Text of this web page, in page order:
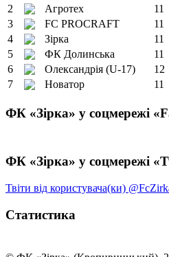
2
Агротех 11
3
FC PROCRAFT 11
4
Зірка 11
5
ФК Долинська 11
6
Олександрія (U-17) 12
7
Новатор 11
ФК «Зірка» у соцмережі
ФК «Зірка» у соцмережі
Твіти від користувача(ки)
Статистика